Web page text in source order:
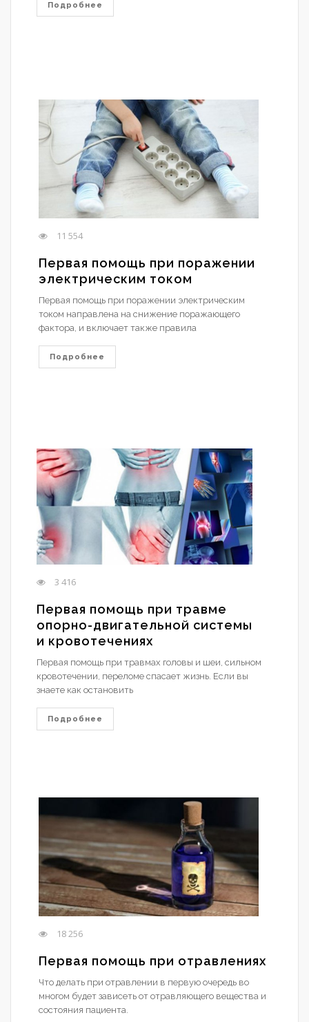
Подробнее
11 554
Первая помощь при поражении
электрическим током
Первая помощь при поражении электрическим
током направлена на снижение поражающего
фактора, и включает также правила
Подробнее
3 416
Первая помощь при травме
опорно-двигательной системы
и кровотечениях
Первая помощь при травмах головы и шеи, сильном
кровотечении, переломе спасает жизнь. Если вы
знаете как остановить
Подробнее
18 256
Первая помощь при отравлениях
Что делать при отравлении в первую очередь во
многом будет зависеть от отравляющего вещества и
состояния пациента.